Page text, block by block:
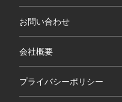
お問い合わせ
会社概要
プライバシーポリシー